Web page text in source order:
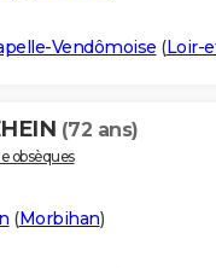
Vendômoise (Loir-
(72 ans)
obsèques
(Morbihan)